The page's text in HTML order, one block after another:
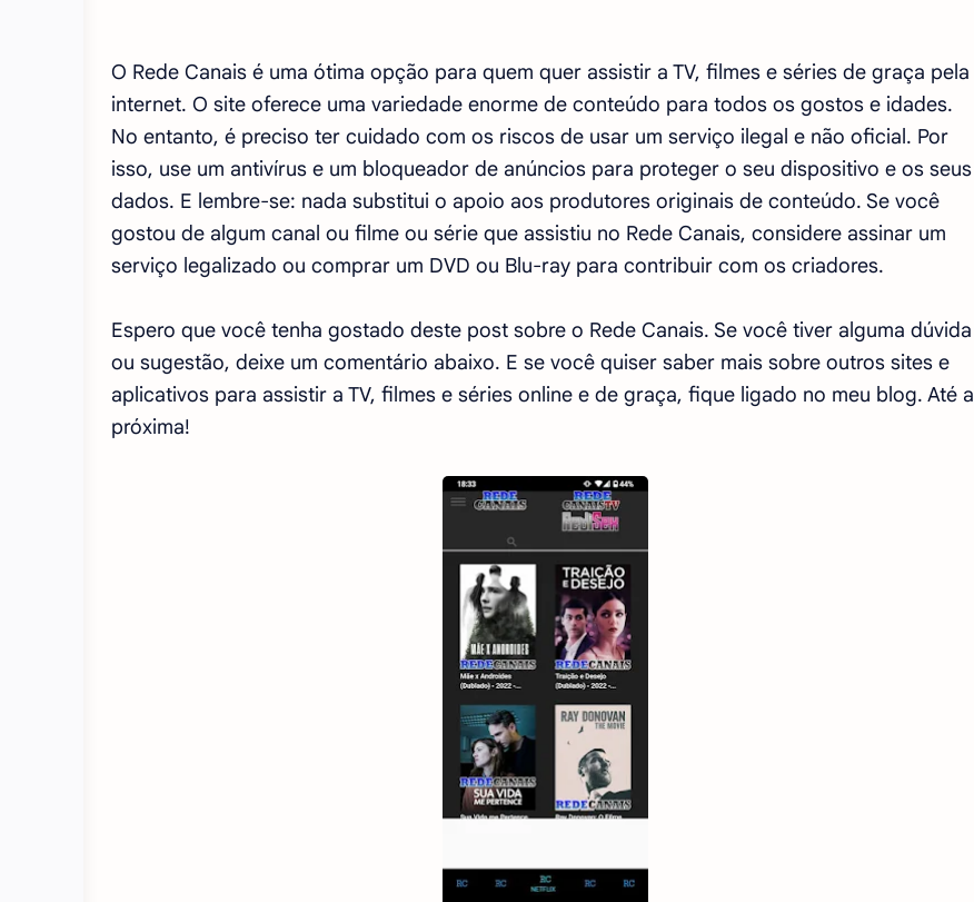
O Rede Canais é uma ótima opção para quem quer assistir a TV, filmes e séries de graça pela
internet. O site oferece uma variedade enorme de conteúdo para todos os gostos e idades.
No entanto, é preciso ter cuidado com os riscos de usar um serviço ilegal e não oficial. Por
isso, use um antivírus e um bloqueador de anúncios para proteger o seu dispositivo e os seus
dados. E lembre-se: nada substitui o apoio aos produtores originais de conteúdo. Se você
gostou de algum canal ou filme ou série que assistiu no Rede Canais, considere assinar um
serviço legalizado ou comprar um DVD ou Blu-ray para contribuir com os criadores.
Espero que você tenha gostado deste post sobre o Rede Canais. Se você tiver alguma dúvida
ou sugestão, deixe um comentário abaixo. E se você quiser saber mais sobre outros sites e
aplicativos para assistir a TV, filmes e séries online e de graça, fique ligado no meu blog. Até a
próxima!